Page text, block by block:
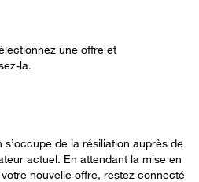
une offre et
la.
s’occupe de la résiliation auprès de
actuel. En attendant la mise en
nouvelle offre, restez connecté